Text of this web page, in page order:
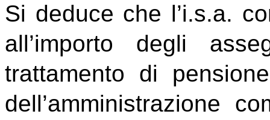
Si deduce che l’i.s.a.
all’importo degli
trattamento di
dell’amministrazione